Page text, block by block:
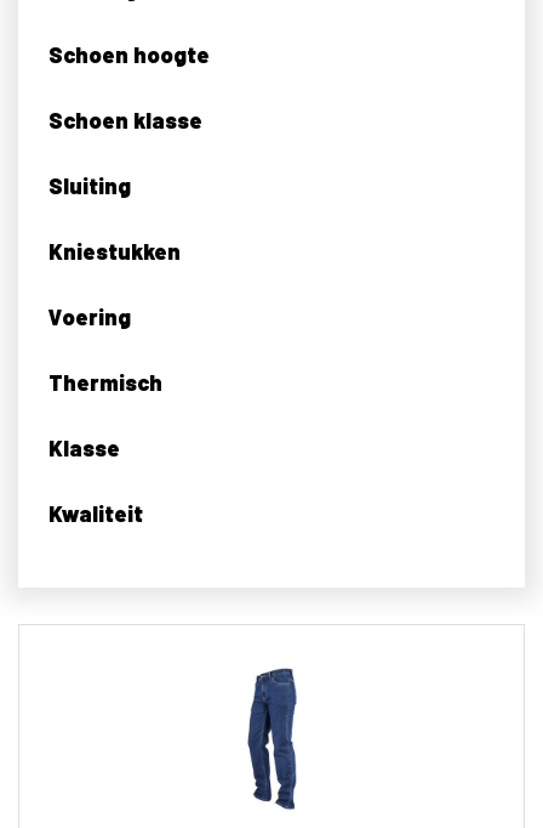
Schoen hoogte
Schoen klasse
Sluiting
Kniestukken
Voering
Thermisch
Klasse
Kwaliteit